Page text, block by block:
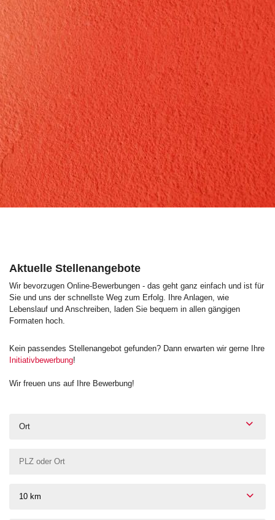
Aktuelle Stellenangebote
Wir bevorzugen Online-Bewerbungen - das geht ganz einfach und ist für
Sie und uns der schnellste Weg zum Erfolg. Ihre Anlagen, wie
Lebenslauf und Anschreiben, laden Sie bequem in allen gängigen
Formaten hoch.
Kein passendes Stellenangebot gefunden? Dann erwarten wir gerne Ihre
Initiativbewerbung!
Wir freuen uns auf Ihre Bewerbung!
Ort
10 km